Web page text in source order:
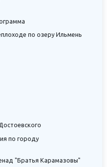
по озеру Ильмень
по городу
"Братья Карамазовы"